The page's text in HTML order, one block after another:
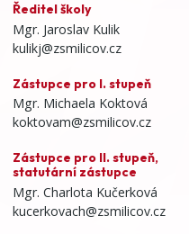
Ředitel školy
Mgr. Jaroslav Kulik
kulikj@zsmilicov.cz
Zástupce pro I. stupeň
Mgr. Michaela Koktová
koktovam@zsmilicov.cz
Zástupce pro II. stupeň,
statutární zástupce
Mgr. Charlota Kučerková
kucerkovach@zsmilicov.cz